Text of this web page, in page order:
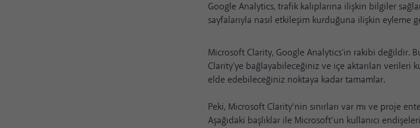
Google Analytics, trafik kalıplarına ilişkin bilgiler
sayfalarıyla nasıl etkileşim kurduğuna ilişkin eyleme
Microsoft Clarity, Google Analytics'in rakibi değildir.
Clarity'ye bağlayabileceğiniz ve içe aktarılan verileri
elde edebileceğiniz noktaya kadar tamamlar.
Peki, Microsoft Clarity’nin sınırları var mı ve proje
Aşağıdaki başlıklar ile Microsoft’un kullanıcı